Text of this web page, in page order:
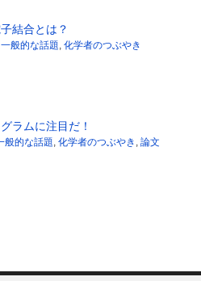
結合とは？
一般的な話題, 化学者のつぶやき
ラムに注目だ！
般的な話題, 化学者のつぶやき , 論文